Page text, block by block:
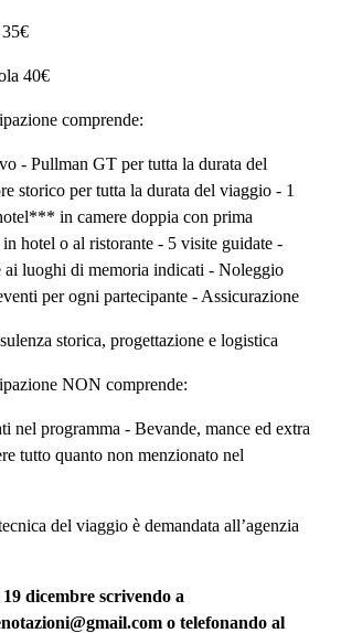
40€
comprende:
- Pullman GT per tutta la durata del
storico per tutta la durata del viaggio - 1
in camere doppia con prima
hotel o al ristorante - 5 visite guidate -
ai luoghi di memoria indicati - Noleggio
per ogni partecipante - Assicurazione
storica, progettazione e logistica
NON comprende:
nel programma - Bevande, mance ed extra
tutto quanto non menzionato nel
del viaggio è demandata all’agenzia
dicembre scrivendo a
o telefonando al